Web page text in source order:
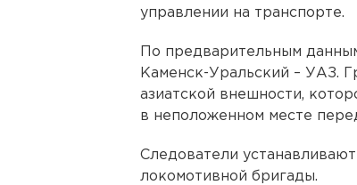
управлении на транспорте.
По предварительным
Каменск-Уральский – УАЗ.
азиатской внешности,
в неположенном месте
Следователи
локомотивной бригады.